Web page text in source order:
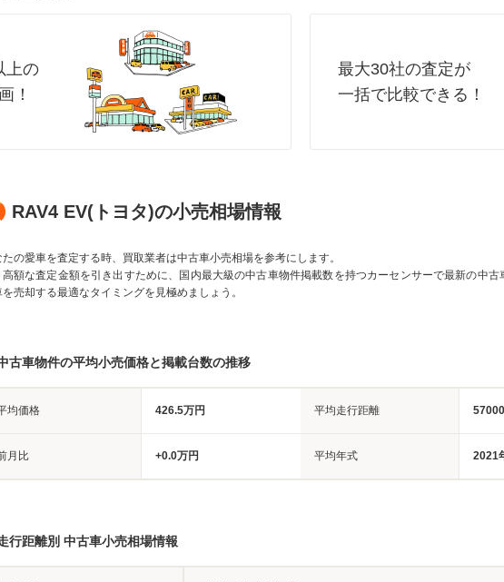
上の
！
最大30社の査定が
一括で比較できる！
RAV4 EV(トヨタ)の小売相場情報
たの愛車を査定する時、買取業者は中古車小売相場を参考にします。
高額な査定金額を引き出すために、国内最大級の中古車物件掲載数を持つカーセンサーで最新の中古
売却する最適なタイミングを見極めましょう。
古車物件の平均小売価格と掲載台数の推移
均価格 426.5万円 平均走行距離
月比 +0.0万円 平均年式 2021
行距離別 中古車小売相場情報